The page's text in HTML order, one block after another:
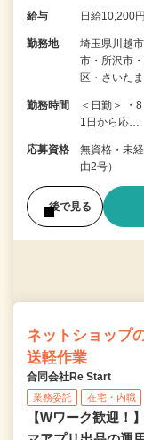
給与 日給10,200
勤務地
埼玉県川越
市・所沢市
区・さいた
勤務時間
＜日勤＞ ・
1日から応…
応募資格
無資格・未
由2号）
後で見る
ネットショップ
送軽作業
合同会社Re Start
業務委託 在宅・内職
【Wワーク歓迎！